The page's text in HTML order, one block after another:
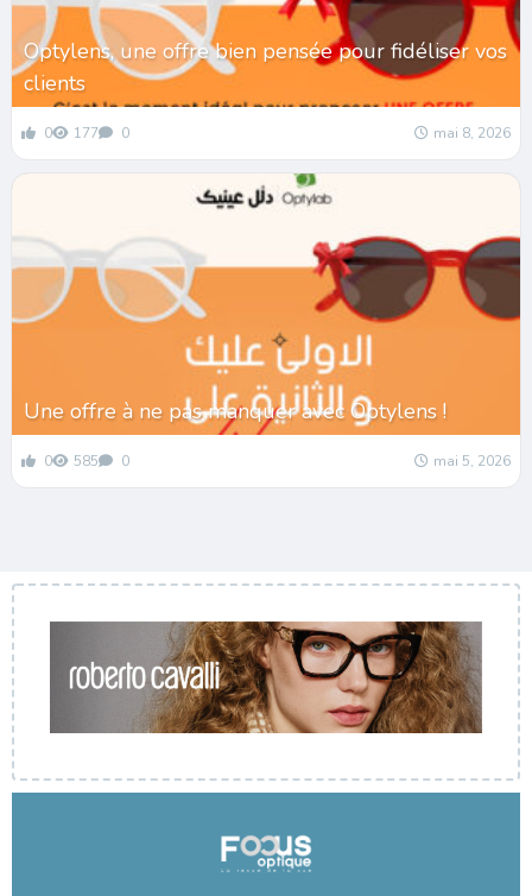
Optylens, une offre bien pensée pour fidéliser vos
clients
0 177 0 mai 8, 2026
Une offre à ne pas manquer avec Optylens !
0 585 0 mai 5, 2026